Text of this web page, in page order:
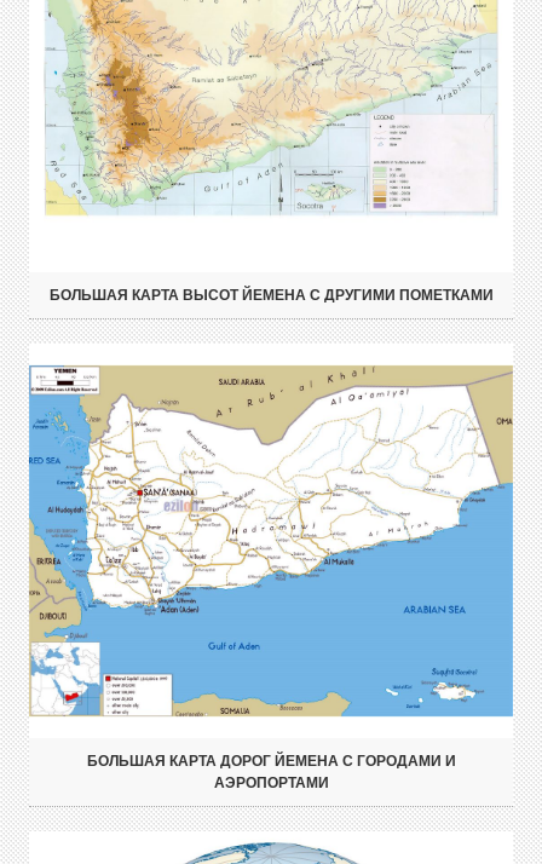
БОЛЬШАЯ КАРТА ВЫСОТ ЙЕМЕНА С ДРУГИМИ ПОМЕТКАМИ
БОЛЬШАЯ КАРТА ДОРОГ ЙЕМЕНА С ГОРОДАМИ И
АЭРОПОРТАМИ